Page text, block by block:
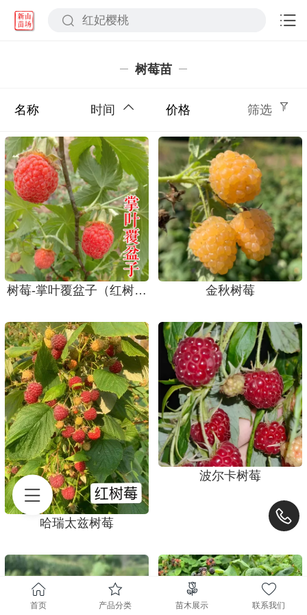
树莓苗
名称 时间 价格 筛选
树莓-掌叶覆盆子（红树莓） 金秋树莓
哈瑞太兹树莓
波尔卡树莓
首页 产品分类 苗木展示 联系我们